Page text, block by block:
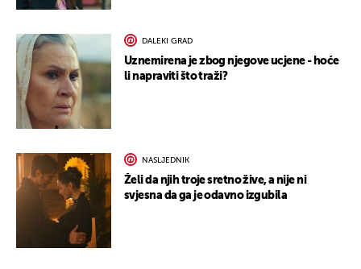
DALEKI GRAD
Uznemirena je zbog njegove ucjene - hoće
li napraviti što traži?
NASLJEDNIK
Želi da njih troje sretno žive, a nije ni
svjesna da ga je odavno izgubila